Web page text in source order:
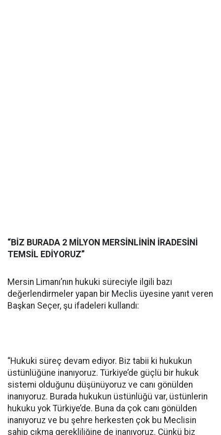
“BİZ BURADA 2 MİLYON MERSİNLİNİN İRADESİNİ
TEMSİL EDİYORUZ”
Mersin Limanı’nın hukuki süreciyle ilgili bazı
değerlendirmeler yapan bir Meclis üyesine yanıt veren
Başkan Seçer, şu ifadeleri kullandı:
“Hukuki süreç devam ediyor. Biz tabii ki hukukun
üstünlüğüne inanıyoruz. Türkiye’de güçlü bir hukuk
sistemi olduğunu düşünüyoruz ve canı gönülden
inanıyoruz. Burada hukukun üstünlüğü var, üstünlerin
hukuku yok Türkiye’de. Buna da çok canı gönülden
inanıyoruz ve bu şehre herkesten çok bu Meclisin
sahip çıkma gerekliliğine de inanıyoruz. Çünkü biz